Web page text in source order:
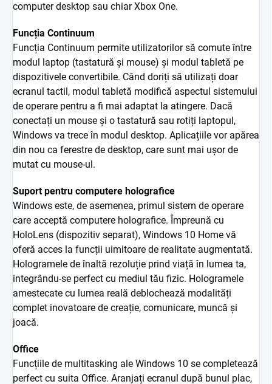
computer desktop sau chiar Xbox One.
Funcția Continuum
Funcția Continuum permite utilizatorilor să comute între
modul laptop (tastatură și mouse) și modul tabletă pe
dispozitivele convertibile. Când doriți să utilizați doar
ecranul tactil, modul tabletă modifică aspectul sistemului
de operare pentru a fi mai adaptat la atingere. Dacă
conectați un mouse și o tastatură sau rotiți laptopul,
Windows va trece în modul desktop. Aplicațiile vor apărea
din nou ca ferestre de desktop, care sunt mai ușor de
mutat cu mouse-ul.
Suport pentru computere holografice
Windows este, de asemenea, primul sistem de operare
care acceptă computere holografice. Împreună cu
HoloLens (dispozitiv separat), Windows 10 Home vă
oferă acces la funcții uimitoare de realitate augmentată.
Hologramele de înaltă rezoluție prind viață în lumea ta,
integrându-se perfect cu mediul tău fizic. Hologramele
amestecate cu lumea reală deblochează modalități
complet inovatoare de creație, comunicare, muncă și
joacă.
Office
Funcțiile de multitasking ale Windows 10 se completează
perfect cu suita Office. Aranjați ecranul după bunul plac,